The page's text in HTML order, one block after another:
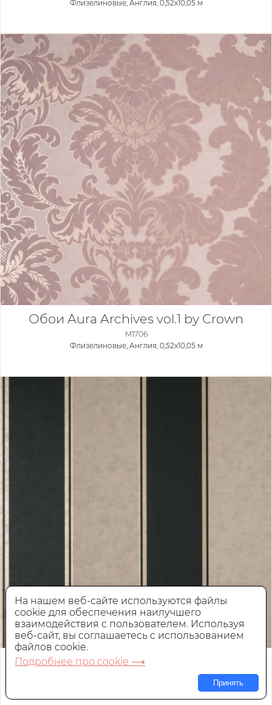
Флизелиновые, Англия, 0,52x10,05 м
Обои Aura Archives vol.1 by Crown
M1706
Флизелиновые, Англия, 0,52x10,05 м
Обои Aura Archives vol.1 by Crown
Англия, 0,52x10,05 м
На нашем веб-сайте используются файлы
cookie для обеспечения наилучшего
взаимодействия с пользователем. Используя
веб-сайт, вы соглашаетесь с использованием
файлов cookie.
Подробнее про cookie ⟶
Принять